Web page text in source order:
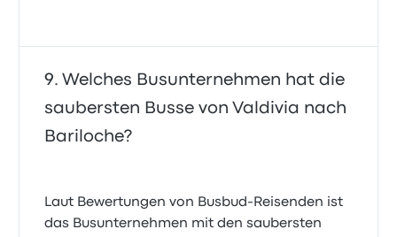
Welches Busunternehmen hat die
saubersten Busse von Valdivia nach
Bariloche?
Laut Bewertungen von Busbud-Reisenden ist
das Busunternehmen mit den saubersten